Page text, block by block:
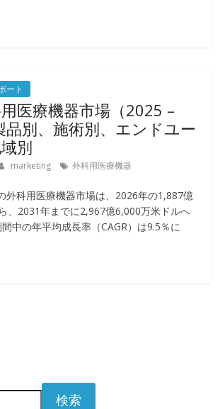
ート
医療機器市場（2025 –
品別、施術別、エンドユー
別
marketing 外科用医療機器
科用医療機器市場は、2026年の1,887億
、2031年までに2,967億6,000万米ドルへ
中の年平均成長率（CAGR）は9.5％に
検索